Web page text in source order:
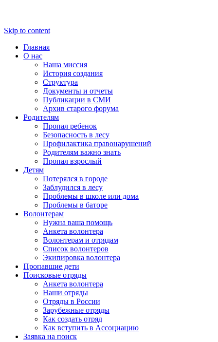
Skip to content
Главная
О нас
Наша миссия
История создания
Структура
Документы и отчеты
Публикации в СМИ
Архив старого форума
Родителям
Пропал ребенок
Безопасность в лесу
Профилактика правонарушений
Родителям важно знать
Пропал взрослый
Детям
Потерялся в городе
Заблудился в лесу
Проблемы в школе или дома
Проблемы в баторе
Волонтерам
Нужна ваша помощь
Анкета волонтера
Волонтерам и отрядам
Список волонтеров
Экипировка волонтера
Пропавшие дети
Поисковые отряды
Анкета волонтера
Наши отряды
Отряды в России
Зарубежные отряды
Как создать отряд
Как вступить в Ассоциацию
Заявка на поиск